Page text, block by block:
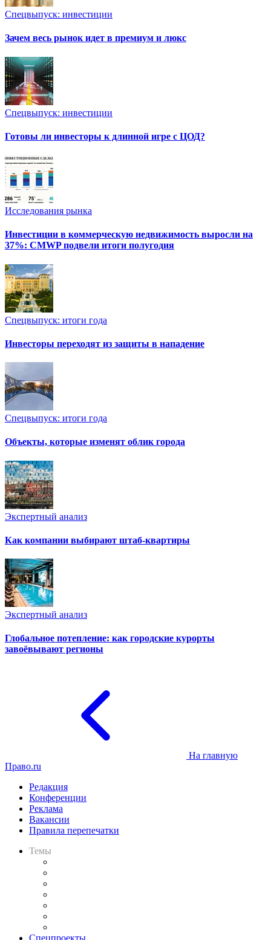
Спецвыпуск: инвестиции
Зачем весь рынок идет в премиум и люкс
Спецвыпуск: инвестиции
Готовы ли инвесторы к длинной игре с ЦОД?
Исследования рынка
Инвестиции в коммерческую недвижимость выросли на
37%: CMWP подвели итоги полугодия
Спецвыпуск: итоги года
Инвесторы переходят из защиты в нападение
Спецвыпуск: итоги года
Объекты, которые изменят облик города
Экспертный анализ
Как компании выбирают штаб-квартиры
Экспертный анализ
Глобальное потепление: как городские курорты
завоёвывают регионы
На главную
Право.ru
Редакция
Конференции
Реклама
Вакансии
Правила перепечатки
Темы
Спецпроекты